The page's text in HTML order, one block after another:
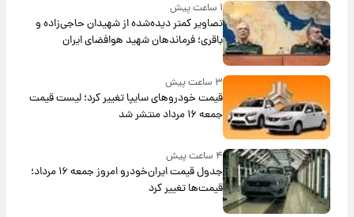
۱ ساعت پیش
تصاویر کمتر دیده‌شده از شهیدان حاجی‌زاده و
باقری؛ فرماندهان شهید هوافضای ایران
۳ ساعت پیش
قیمت خودروهای سایپا تغییر کرد؛ لیست قیمت
جمعه ۱۶ مرداد منتشر شد
۴ ساعت پیش
جدول قیمت ایران‌خودرو امروز جمعه ۱۶ مرداد؛
قیمت‌ها تغییر کرد